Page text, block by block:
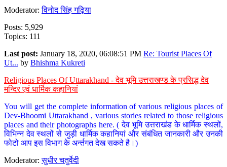
Moderator:विनोद सिंह गढ़िया
Posts: 5,929
Topics: 111
Last post: January 18, 2020, 06:08:51 PM Re: Tourist Places Of
Ut... by Bhishma Kukreti
Religious Places Of Uttarakhand - देव भूमि उत्तराखण्ड के प्रसिद्ध देव
मन्दिर एवं धार्मिक कहानियां
You will get the complete information of various religious places of
Dev-Bhoomi Uttarakhand , various stories related to those religious
places and their photographs here. ( देव भूमि उत्तराखंड के धार्मिक स्थलों,
विभिन्न देव स्थलों से जुड़ी धार्मिक कहानियां और संबंधित जानकारी और उनकी
फोटो आप इस विभाग के अर्न्तगत देख सकते है।)
Moderator:सुधीर चतुर्वेदी